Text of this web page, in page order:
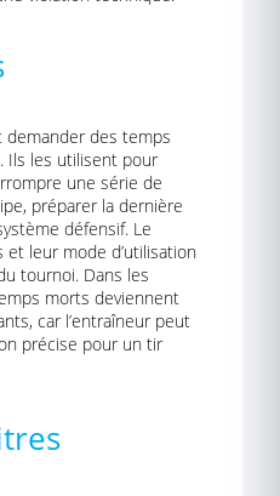
demander des temps
Ils les utilisent pour
une série de
préparer la dernière
défensif. Le
leur mode d’utilisation
tournoi. Dans les
morts deviennent
car l’entraîneur peut
précise pour un tir